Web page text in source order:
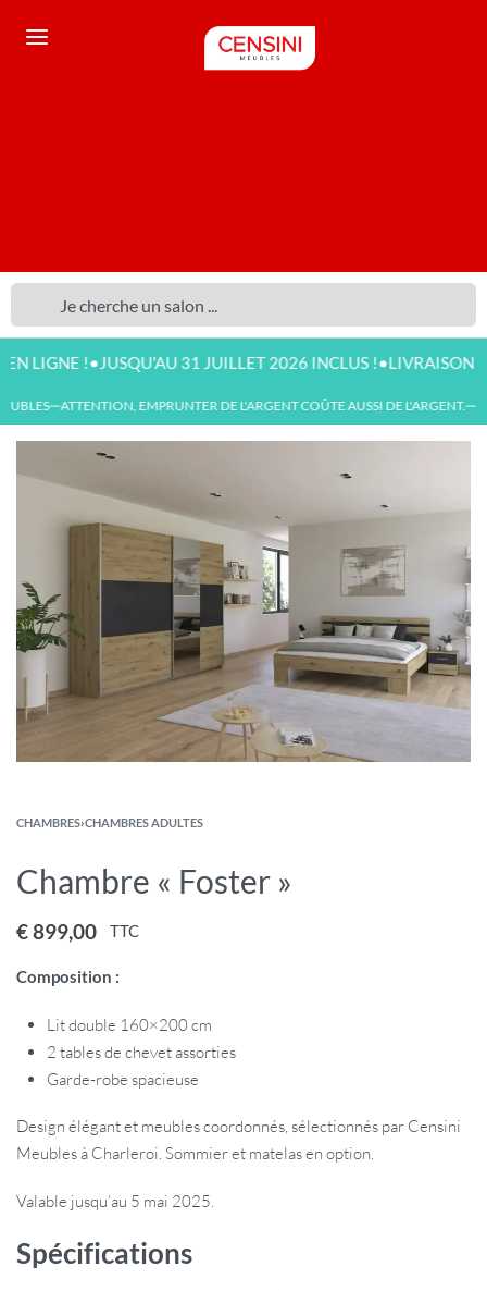
!•JUSQU'AU 31 JUILLET 2026 INCLUS ! •LIVRAISON
—ATTENTION, EMPRUNTER DE L'ARGENT COÛTE AUSSI DE L'ARGENT.—
CHAMBRES›CHAMBRES ADULTES
Chambre « Foster »
€899,00 TTC
Composition :
Lit double 160×200 cm
2 tables de chevet assorties
Garde-robe spacieuse
Design élégant et meubles coordonnés, sélectionnés par Censini
Meubles à Charleroi. Sommier et matelas en option.
Valable jusqu’au 5 mai 2025.
Spécifications